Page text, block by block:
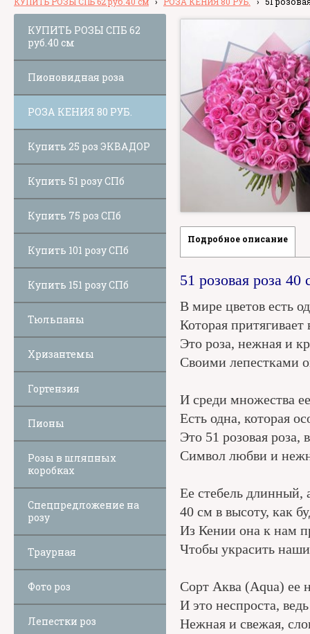
КУПИТЬ РОЗЫ СПБ 62
руб.40 см
Пионовидная роза
РОЗА КЕНИЯ 80 РУБ.
Купить 25 роз ЭКВАДОР
Купить 51 розу СПб
Купить 75 роз СПб
Купить 101 розу СПб
Купить 151 розу СПб
Тюльпаны
Хризантемы
Гортензия
Пионы
Розы в шляпных
коробках
Спецпредложение на
розу
Траурная
Фото роз
Лепестки роз
Подробное описание
51 розовая роза
В мире цветов есть
Которая
Это роза, нежная и
Своими лепестками
И среди множества
Есть одна, которая
Это 51 розовая роза,
Символ любви и
Ее стебель длинный,
40 см в высоту, как
Из Кении она к нам
Чтобы украсить
Сорт Аква (Aqua) ее
И это неспроста,
Нежная и свежая,